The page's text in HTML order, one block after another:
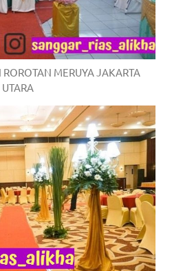
ROROTAN MERUYA JAKARTA
UTARA